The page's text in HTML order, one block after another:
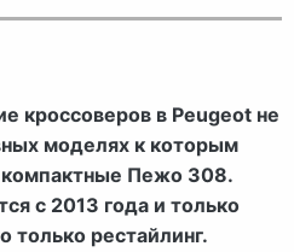
кроссоверов в Peugeot не
моделях к которым
компактные Пежо 308.
с 2013 года и только
только рестайлинг.